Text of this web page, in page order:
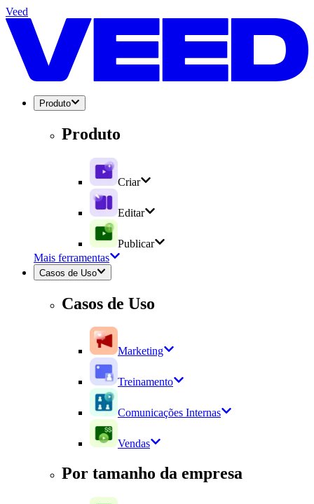
Veed
Produto
Produto
Criar
Editar
Publicar
Mais ferramentas
Casos de Uso
Casos de Uso
Marketing
Treinamento
Comunicações Internas
Vendas
Por tamanho da empresa